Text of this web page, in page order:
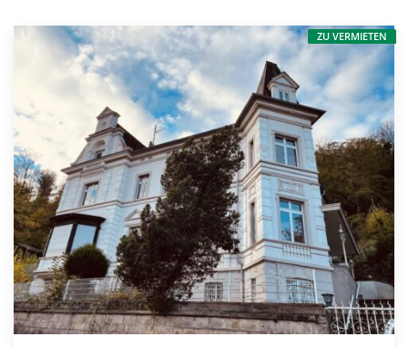
ZU VERMIETEN